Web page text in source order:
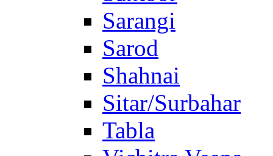
Sarangi
Sarod
Shahnai
Sitar/Surbahar
Tabla